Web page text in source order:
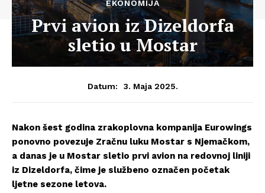
EKONOMIJA
Prvi avion iz Dizeldorfa
sletio u Mostar
Datum: 3. Maja 2025.
Nakon šest godina zrakoplovna kompanija Eurowings
ponovno povezuje Zračnu luku Mostar s Njemačkom,
a danas je u Mostar sletio prvi avion na redovnoj liniji
iz Dizeldorfa, čime je službeno označen početak
ljetne sezone letova.